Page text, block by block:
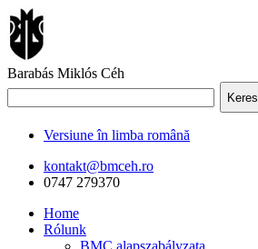
Barabás Miklós Céh
Keres
Versiune în limba română
kontakt@bmceh.ro
0747 279370
Home
Rólunk
BMC alapszabályzata